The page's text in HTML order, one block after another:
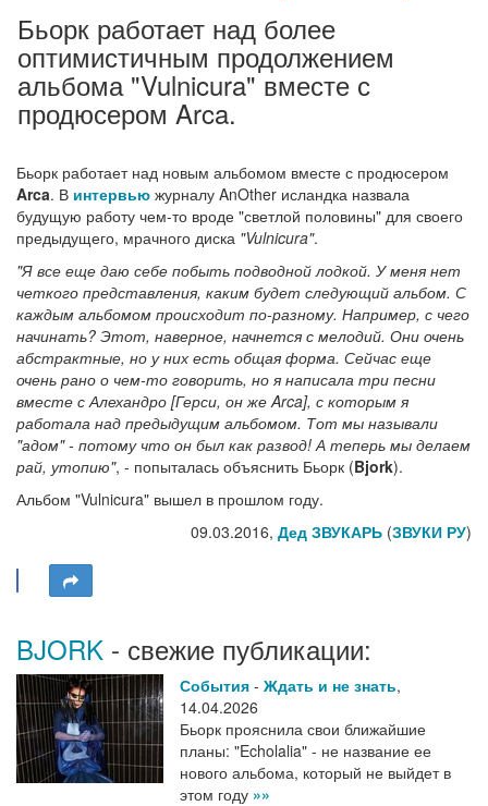
Бьорк работает над более
оптимистичным продолжением
альбома "Vulnicura" вместе с
продюсером Arca.
Бьорк работает над новым альбомом вместе с продюсером
Arca. В интервью журналу AnOther исландка назвала
будущую работу чем-то вроде "светлой половины" для своего
предыдущего, мрачного диска "Vulnicura".
"Я все еще даю себе побыть подводной лодкой. У меня нет
четкого представления, каким будет следующий альбом. С
каждым альбомом происходит по-разному. Например, с чего
начинать? Этот, наверное, начнется с мелодий. Они очень
абстрактные, но у них есть общая форма. Сейчас еще
очень рано о чем-то говорить, но я написала три песни
вместе с Алехандро [Герси, он же Arca], с которым я
работала над предыдущим альбомом. Тот мы называли
"адом" - потому что он был как развод! А теперь мы делаем
рай, утопию", - попыталась объяснить Бьорк (Bjork).
Альбом "Vulnicura" вышел в прошлом году.
09.03.2016, Дед ЗВУКАРЬ (ЗВУКИ РУ)
BJORK - свежие публикации:
События - Ждать и не знать,
14.04.2026
Бьорк прояснила свои ближайшие
планы: "Echolalia" - не название ее
нового альбома, который не выйдет в
этом году »»